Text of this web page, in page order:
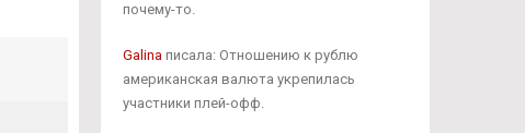
почему-то.
Galinaписала: Отношению к рублю
американская валюта укрепилась
участники плей-офф.